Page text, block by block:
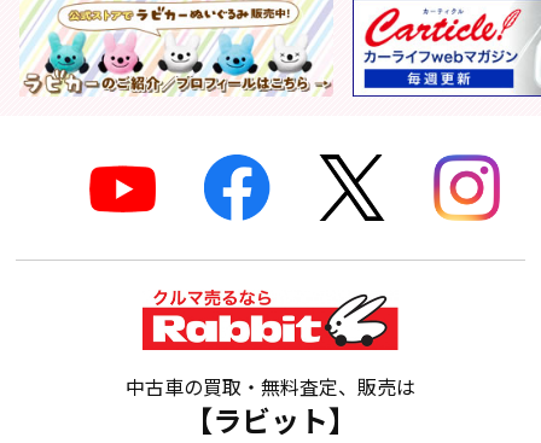
中古車の買取・無料査定、販売は
【ラビット】